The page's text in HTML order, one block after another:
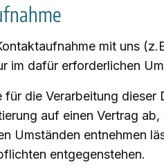
mit uns
im dafür erforderlichen
für die Verarbeitung
auf einen Vertrag
Umständen entnehmen
entgegenstehen.